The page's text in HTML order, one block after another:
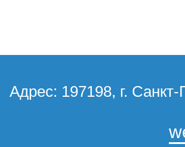
Адрес: 197198, г.